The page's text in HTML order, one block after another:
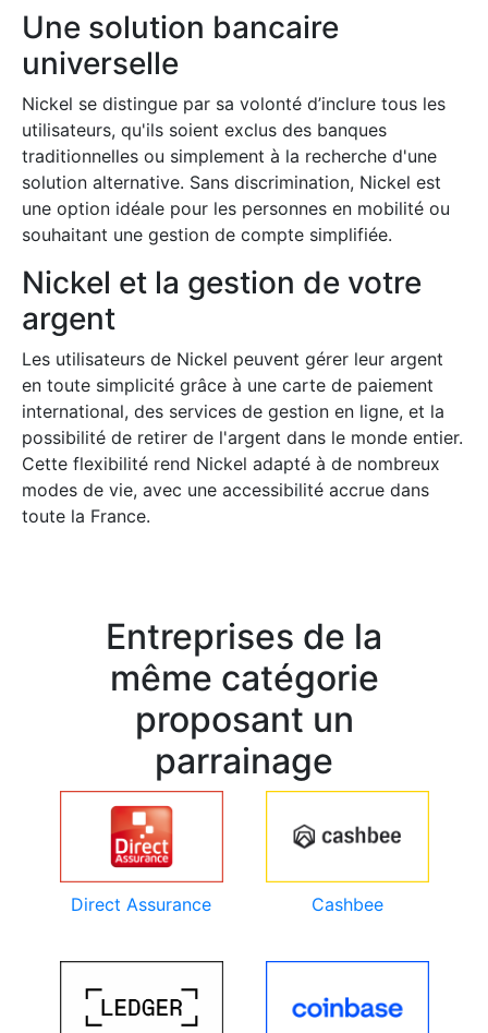
Une solution bancaire
universelle
Nickel se distingue par sa volonté d’inclure tous les
utilisateurs, qu'ils soient exclus des banques
traditionnelles ou simplement à la recherche d'une
solution alternative. Sans discrimination, Nickel est
une option idéale pour les personnes en mobilité ou
souhaitant une gestion de compte simplifiée.
Nickel et la gestion de votre
argent
Les utilisateurs de Nickel peuvent gérer leur argent
en toute simplicité grâce à une carte de paiement
international, des services de gestion en ligne, et la
possibilité de retirer de l'argent dans le monde entier.
Cette flexibilité rend Nickel adapté à de nombreux
modes de vie, avec une accessibilité accrue dans
toute la France.
Entreprises de la
même catégorie
proposant un
parrainage
Direct Assurance Cashbee